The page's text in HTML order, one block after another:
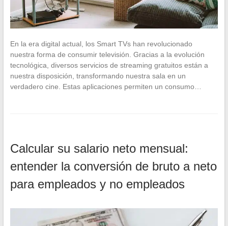
En la era digital actual, los Smart TVs han revolucionado
nuestra forma de consumir televisión. Gracias a la evolución
tecnológica, diversos servicios de streaming gratuitos están a
nuestra disposición, transformando nuestra sala en un
verdadero cine. Estas aplicaciones permiten un consumo…
Calcular su salario neto mensual:
entender la conversión de bruto a neto
para empleados y no empleados